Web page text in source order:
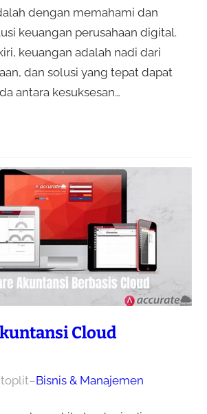
dengan memahami dan
keuangan perusahaan digital.
keuangan adalah nadi dari
dan solusi yang tepat dapat
antara kesuksesan…
Cloud
–Bisnis & Manajemen